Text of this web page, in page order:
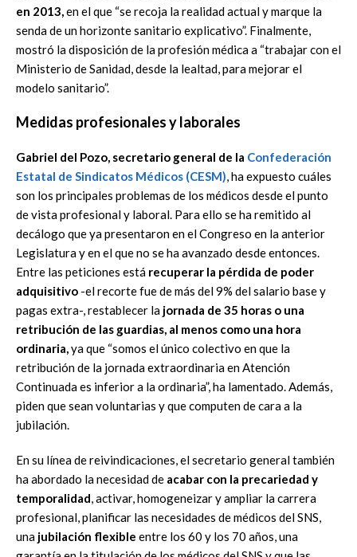
en 2013,en el que “se recoja la realidad actual y marque la
senda de un horizonte sanitario explicativo”. Finalmente,
mostró la disposición de la profesión médica a “trabajar con el
Ministerio de Sanidad, desde la lealtad, para mejorar el
modelo sanitario”.
Medidas profesionales y laborales
Gabriel del Pozo, secretario general de la Confederación
Estatal de Sindicatos Médicos (CESM), ha expuesto cuáles
son los principales problemas de los médicos desde el punto
de vista profesional y laboral. Para ello se ha remitido al
decálogo que ya presentaron en el Congreso en la anterior
Legislatura y en el que no se ha avanzado desde entonces.
Entre las peticiones está recuperar la pérdida de poder
adquisitivo -el recorte fue de más del 9% del salario base y
pagas extra-, restablecer la jornada de 35 horas o una
retribución de las guardias, al menos como una hora
ordinaria,ya que “somos el único colectivo en que la
retribución de la jornada extraordinaria en Atención
Continuada es inferior a la ordinaria”, ha lamentado. Además,
piden que sean voluntarias y que computen de cara a la
jubilación.
En su línea de reivindicaciones, el secretario general también
ha abordado la necesidad de acabar con la precariedad y
temporalidad, activar, homogeneizar y ampliar la carrera
profesional, planificar las necesidades de médicos del SNS,
una jubilación flexible entre los 60 y los 70 años, una